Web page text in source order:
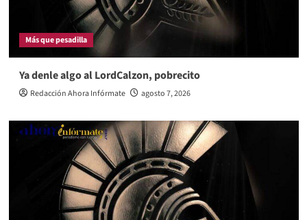
Más que pesadilla
Ya denle algo al LordCalzon, pobrecito
Redacción Ahora Infórmate agosto 7, 2026